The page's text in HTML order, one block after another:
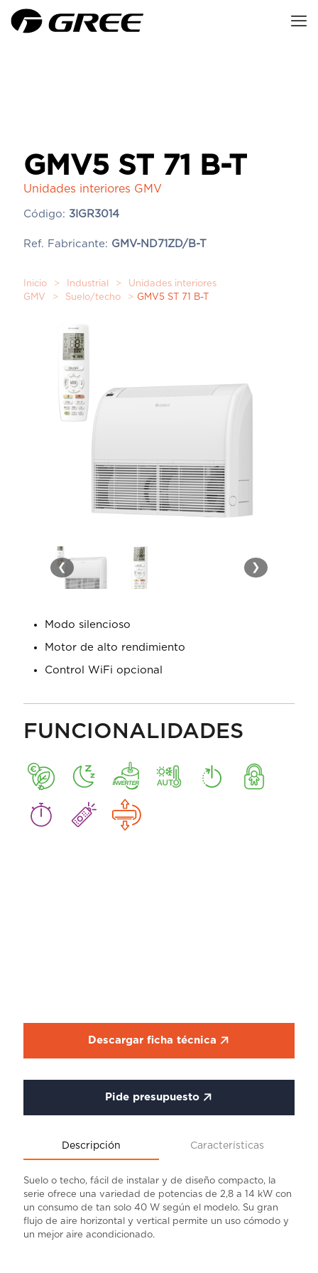
GMV5 ST 71 B-T
Unidades interiores GMV
Código: 3IGR3014
Ref. Fabricante: GMV-ND71ZD/B-T
Inicio > Industrial >
Unidades interiores
GMV
> Suelo/techo > GMV5 ST 71 B-T
❮ ❯
Modo silencioso
Motor de alto rendimiento
Control WiFi opcional
FUNCIONALIDADES
Descargar ficha técnica
Pide presupuesto
Descripción Características
Suelo o techo, fácil de instalar y de diseño compacto, la
serie ofrece una variedad de potencias de 2,8 a 14 kW con
un consumo de tan solo 40 W según el modelo. Su gran
flujo de aire horizontal y vertical permite un uso cómodo y
un mejor aire acondicionado.